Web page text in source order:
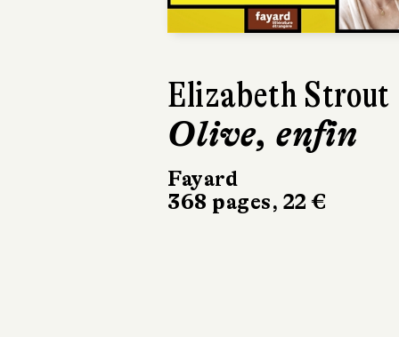
Richard Russo
Retour à
Martha's
Vineyard